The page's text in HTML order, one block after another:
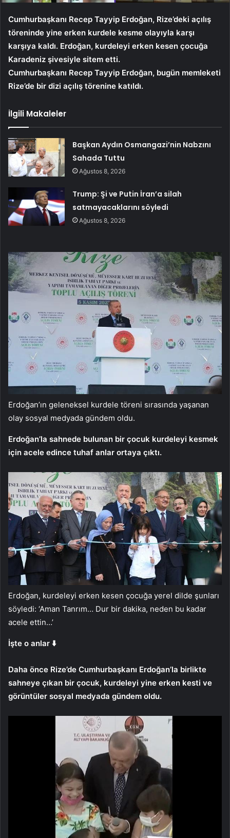
Cumhurbaşkanı Recep Tayyip Erdoğan, Rize’deki açılış
töreninde yine erken kurdele kesme olayıyla karşı
karşıya kaldı. Erdoğan, kurdeleyi erken kesen çocuğa
Karadeniz şivesiyle sitem etti.
Cumhurbaşkanı Recep Tayyip Erdoğan, bugün memleketi
Rize’de bir dizi açılış törenine katıldı.
İlgili Makaleler
Başkan Aydın Osmangazi’nin Nabzını
Sahada Tuttu
Ağustos 8, 2026
Trump: Şi ve Putin İran’a silah
satmayacaklarını söyledi
Ağustos 8, 2026
Erdoğan’ın geleneksel kurdele töreni sırasında yaşanan
olay sosyal medyada gündem oldu.
Erdoğan’la sahnede bulunan bir çocuk kurdeleyi kesmek
için acele edince tuhaf anlar ortaya çıktı.
Erdoğan, kurdeleyi erken kesen çocuğa yerel dilde şunları
söyledi: ‘Aman Tanrım… Dur bir dakika, neden bu kadar
acele ettin…’
İşte o anlar ⬇️
Daha önce Rize’de Cumhurbaşkanı Erdoğan’la birlikte
sahneye çıkan bir çocuk, kurdeleyi yine erken kesti ve
görüntüler sosyal medyada gündem oldu.